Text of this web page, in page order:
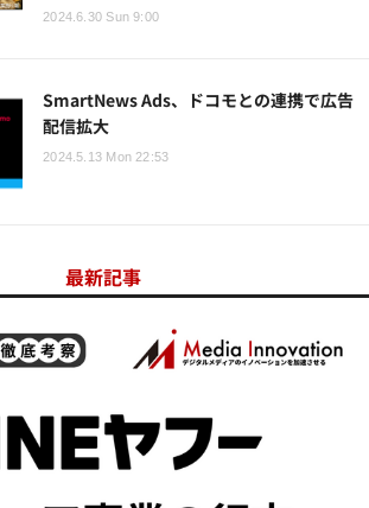
2024.6.30 Sun 9:00
SmartNews Ads、ドコモとの連携で広告
配信拡大
2024.5.13 Mon 22:53
最新記事